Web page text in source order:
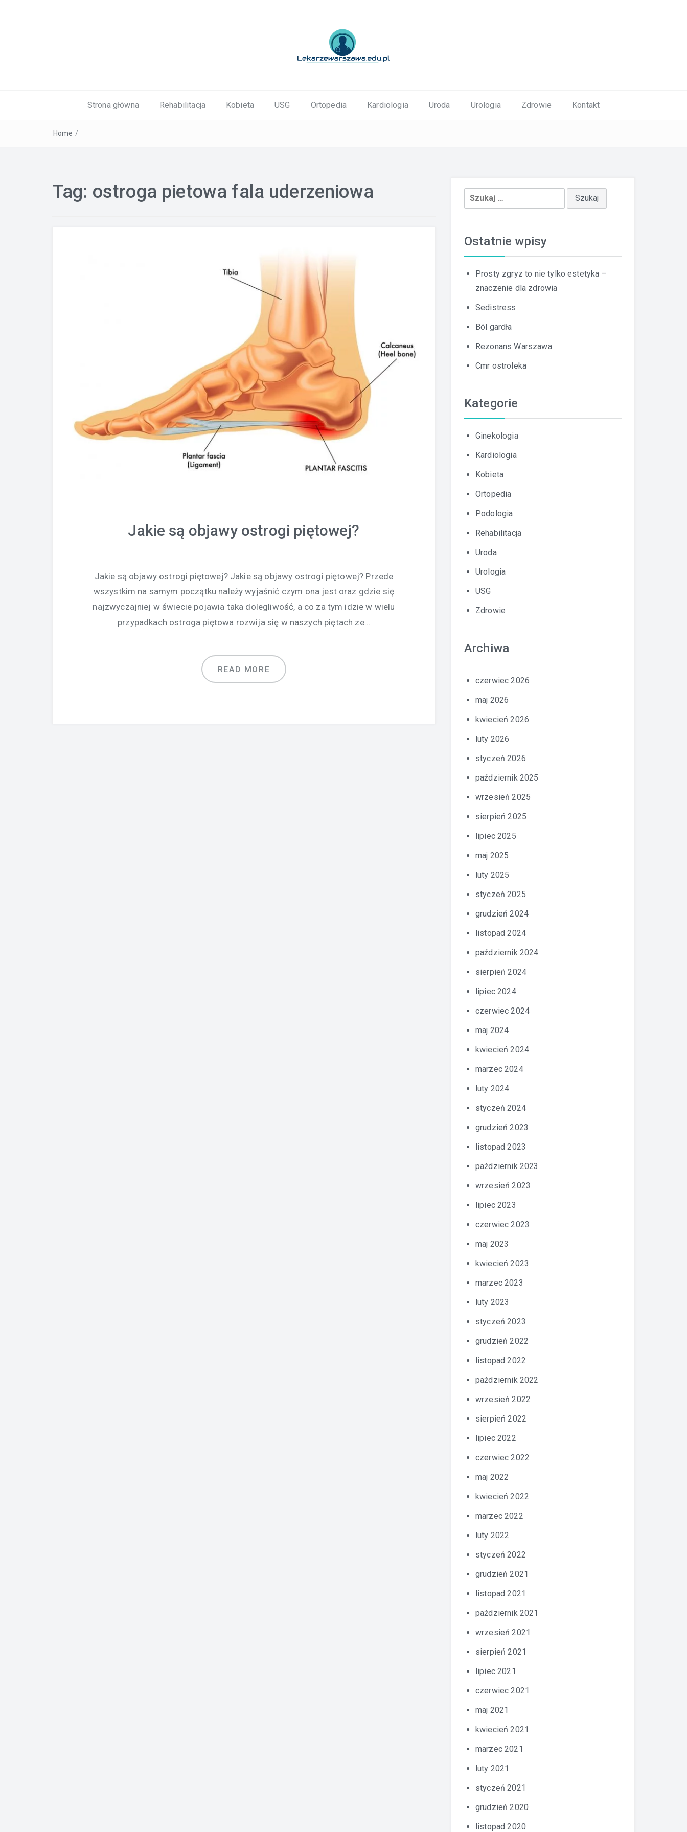
Strona główna Rehabilitacja Kobieta USG Ortopedia Kardiologia Uroda Urologia Zdrowie Kontakt
Home /
Tag: ostroga pietowa fala uderzeniowa
Jakie są objawy ostrogi piętowej?
Jakie są objawy ostrogi piętowej? Jakie są objawy ostrogi piętowej? Przede
wszystkim na samym początku należy wyjaśnić czym ona jest oraz gdzie się
najzwyczajniej w świecie pojawia taka dolegliwość, a co za tym idzie w wielu
przypadkach ostroga piętowa rozwija się w naszych piętach ze…
READ MORE
Szukaj:
Ostatnie wpisy
Prosty zgryz to nie tylko estetyka –
znaczenie dla zdrowia
Sedistress
Ból gardła
Rezonans Warszawa
Cmr ostroleka
Kategorie
Ginekologia
Kardiologia
Kobieta
Ortopedia
Podologia
Rehabilitacja
Uroda
Urologia
USG
Zdrowie
Archiwa
czerwiec 2026
maj 2026
kwiecień 2026
luty 2026
styczeń 2026
październik 2025
wrzesień 2025
sierpień 2025
lipiec 2025
maj 2025
luty 2025
styczeń 2025
grudzień 2024
listopad 2024
październik 2024
sierpień 2024
lipiec 2024
czerwiec 2024
maj 2024
kwiecień 2024
marzec 2024
luty 2024
styczeń 2024
grudzień 2023
listopad 2023
październik 2023
wrzesień 2023
lipiec 2023
czerwiec 2023
maj 2023
kwiecień 2023
marzec 2023
luty 2023
styczeń 2023
grudzień 2022
listopad 2022
październik 2022
wrzesień 2022
sierpień 2022
lipiec 2022
czerwiec 2022
maj 2022
kwiecień 2022
marzec 2022
luty 2022
styczeń 2022
grudzień 2021
listopad 2021
październik 2021
wrzesień 2021
sierpień 2021
lipiec 2021
czerwiec 2021
maj 2021
kwiecień 2021
marzec 2021
luty 2021
styczeń 2021
grudzień 2020
listopad 2020